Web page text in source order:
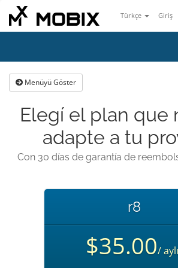
Türkçe Giriş
Menüyü Göster
Elegí el plan que
adapte a tu
Con 30 días de garantía de
r8
$35.00/